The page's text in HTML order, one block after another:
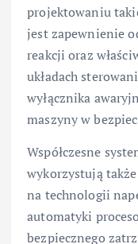
projektowaniu
jest zapewnienie
reakcji oraz
układach
wyłącznika
maszyny w
Współczesne
wykorzystują
na technologii
automatyki
bezpiecznego